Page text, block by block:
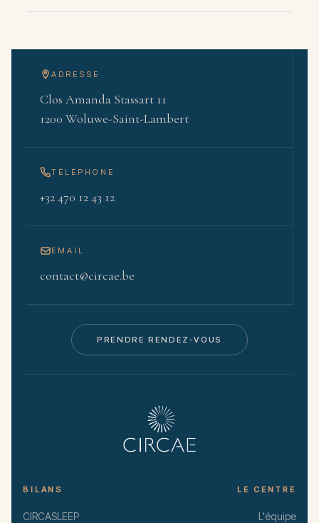
ADRESSE
Clos Amanda Stassart 11
1200 Woluwe-Saint-Lambert
TÉLÉPHONE
+32 470 12 43 12
EMAIL
contact@circae.be
PRENDRE RENDEZ-VOUS
BILANS
CIRCASLEEP
LE CENTRE
L'équipe